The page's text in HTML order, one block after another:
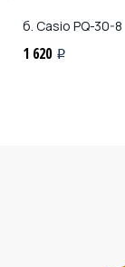
б. Casio PQ-30-8
1 620 i